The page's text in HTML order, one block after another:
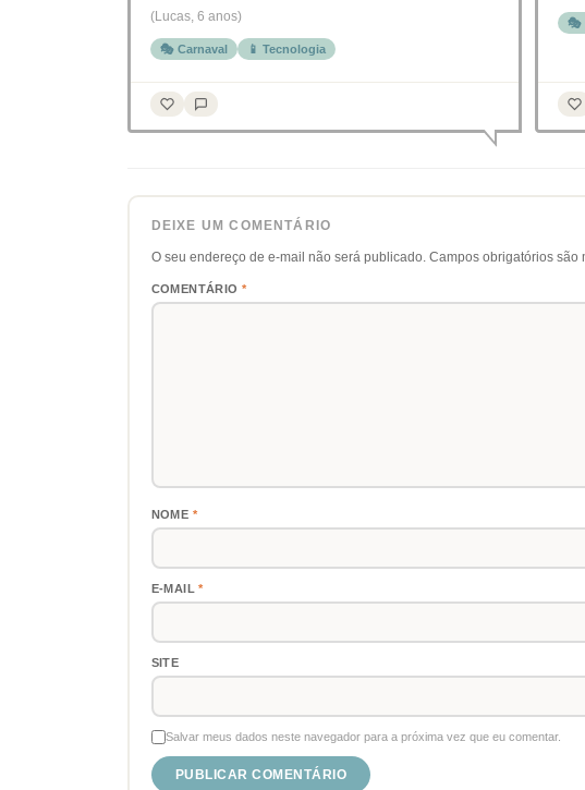
(Lucas, 6 anos)
🎭 Carnaval 📱 Tecnologia
🎭
DEIXE UM COMENTÁRIO
O seu endereço de e-mail não será publicado. Campos obrigatórios são
COMENTÁRIO *
NOME *
E-MAIL*
SITE
Salvar meus dados neste navegador para a próxima vez que eu comentar.